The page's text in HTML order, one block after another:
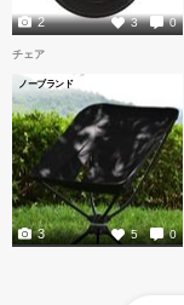
3 0
2
チェア
ノーブランド
5 0
3